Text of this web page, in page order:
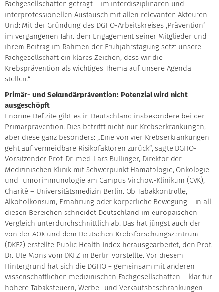
Fachgesellschaften gefragt – im interdisziplinären und
interprofessionellen Austausch mit allen relevanten Akteuren.
Und: Mit der Gründung des DGHO-Arbeitskreises ‚Prävention‘
im vergangenen Jahr, dem Engagement seiner Mitglieder und
ihrem Beitrag im Rahmen der Frühjahrstagung setzt unsere
Fachgesellschaft ein klares Zeichen, dass wir die
Krebsprävention als wichtiges Thema auf unsere Agenda
stellen.“
Primär- und Sekundärprävention: Potenzial wird nicht
ausgeschöpft
Enorme Defizite gibt es in Deutschland insbesondere bei der
Primärprävention. Dies betrifft nicht nur Krebserkrankungen,
aber diese ganz besonders: „Eine von vier Krebserkrankungen
geht auf vermeidbare Risikofaktoren zurück“, sagte DGHO-
Vorsitzender Prof. Dr. med. Lars Bullinger, Direktor der
Medizinischen Klinik mit Schwerpunkt Hämatologie, Onkologie
und Tumorimmunologie am Campus Virchow-Klinikum (CVK),
Charité – Universitätsmedizin Berlin. Ob Tabakkontrolle,
Alkoholkonsum, Ernährung oder körperliche Bewegung – in all
diesen Bereichen schneidet Deutschland im europäischen
Vergleich unterdurchschnittlich ab. Das hat jüngst auch der
von der AOK und dem Deutschen Krebsforschungszentrum
(DKFZ) erstellte Public Health Index herausgearbeitet, den Prof.
Dr. Ute Mons vom DKFZ in Berlin vorstellte. Vor diesem
Hintergrund hat sich die DGHO – gemeinsam mit anderen
wissenschaftlichen medizinischen Fachgesellschaften – klar für
höhere Tabaksteuern, Werbe- und Verkaufsbeschränkungen